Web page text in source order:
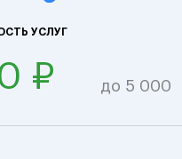
УСЛУГ
₽ до 5 000